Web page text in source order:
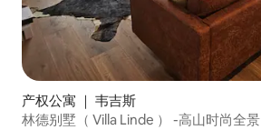
产权公寓 ｜ 韦吉斯
林德别墅（ Villa Linde ） -高山时尚全景